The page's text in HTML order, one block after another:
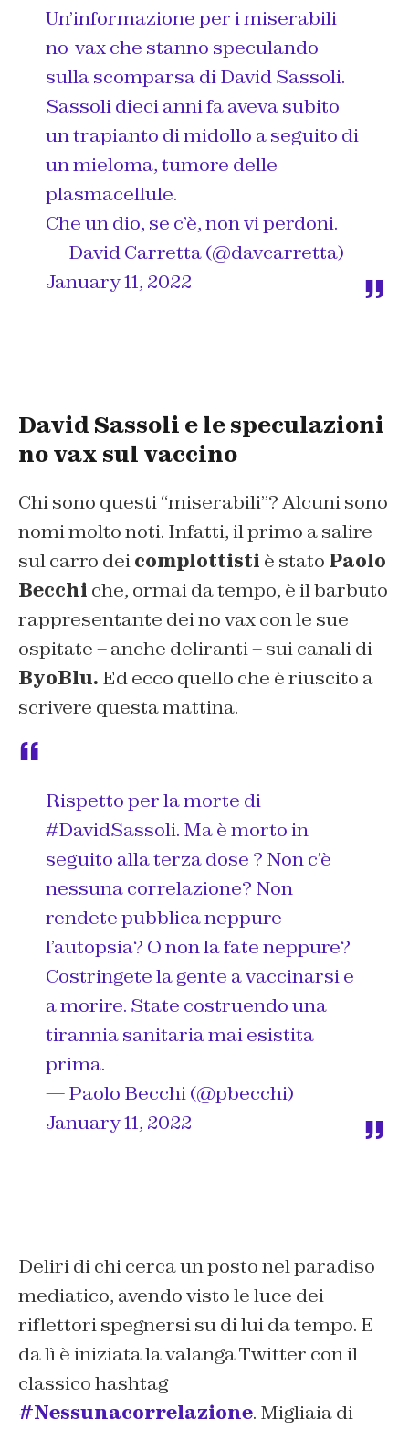
Un’informazione per i miserabili
no-vax che stanno speculando
sulla scomparsa di David Sassoli.
Sassoli dieci anni fa aveva subito
un trapianto di midollo a seguito di
un mieloma, tumore delle
plasmacellule.
Che un dio, se c’è, non vi perdoni.
— David Carretta (@davcarretta)
January 11, 2022
David Sassoli e le speculazioni
no vax sul vaccino
Chi sono questi “miserabili”? Alcuni sono
nomi molto noti. Infatti, il primo a salire
sul carro deicomplottisti è stato Paolo
Becchi che, ormai da tempo, è il barbuto
rappresentante dei no vax con le sue
ospitate – anche deliranti – sui canali di
ByoBlu. Ed ecco quello che è riuscito a
scrivere questa mattina.
Rispetto per la morte di
#DavidSassoli. Ma è morto in
seguito alla terza dose ? Non c’è
nessuna correlazione? Non
rendete pubblica neppure
l’autopsia? O non la fate neppure?
Costringete la gente a vaccinarsi e
a morire. State costruendo una
tirannia sanitaria mai esistita
prima.
— Paolo Becchi (@pbecchi)
January 11, 2022
Deliri di chi cerca un posto nel paradiso
mediatico, avendo visto le luce dei
riflettori spegnersi su di lui da tempo. E
da lì è iniziata la valanga Twitter con il
classico hashtag
#Nessunacorrelazione. Migliaia di